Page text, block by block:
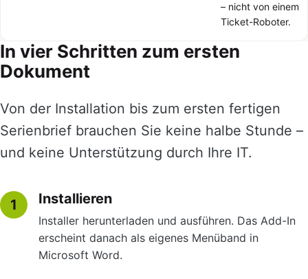
– nicht von einem
Ticket-Roboter.
In vier Schritten zum ersten
Dokument
Von der Installation bis zum ersten fertigen
Serienbrief brauchen Sie keine halbe Stunde –
und keine Unterstützung durch Ihre IT.
1 Installieren
Installer herunterladen und ausführen. Das Add-In
erscheint danach als eigenes Menüband in
Microsoft Word.